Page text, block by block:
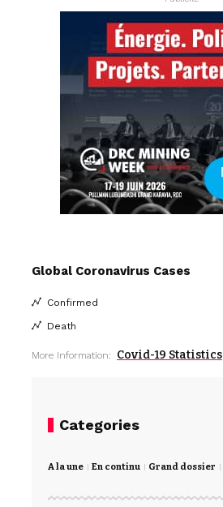
Global Coronavirus Cases
Confirmed
Death
More Information: Covid-19 Statistics
Categories
A la une En continu Grand dossier